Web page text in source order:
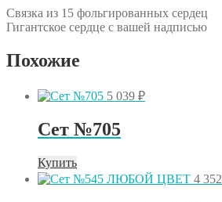
Связка из 15 фольгированных сердец
Гигантское сердце с вашей надписью
Похожие
5 039 ₽
Сет №705
Купить
4 352